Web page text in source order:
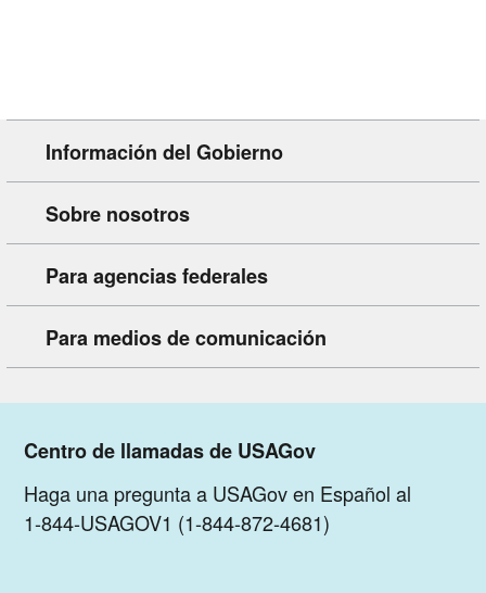
Información del Gobierno
Sobre nosotros
Para agencias federales
Para medios de comunicación
Centro de llamadas de USAGov
Haga una pregunta a USAGov en Español al
1-844-USAGOV1 (1-844-872-4681)